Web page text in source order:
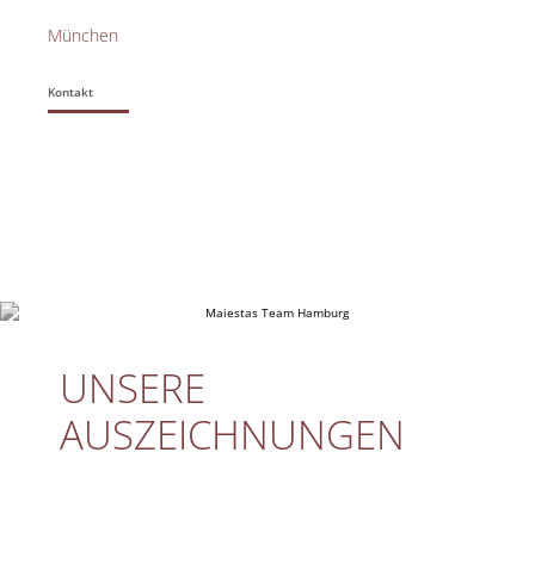
München
Kontakt
UNSERE
AUSZEICHNUNGEN